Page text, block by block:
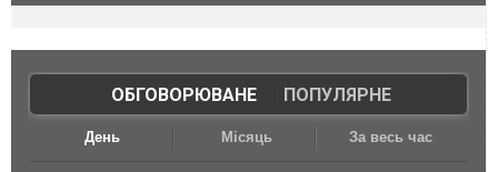
ОБГОВОРЮВАНЕ| ПОПУЛЯРНЕ
День Місяць За весь час